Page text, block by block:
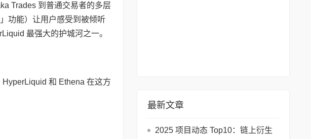
Trades 到普通交易者的多层
功能）让用户感受到被倾听
最强大的护城河之一。
和 Ethena 在这方
最新文章
2025 项目动态 Top10：链上衍生